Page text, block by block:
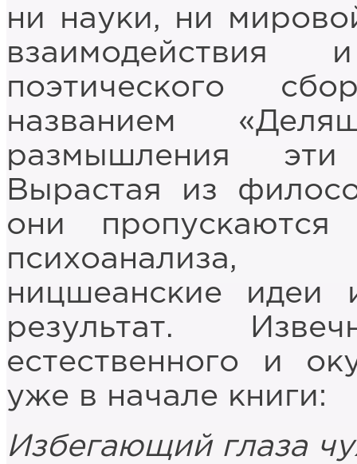
ни науки, ни
поэтического
названием
размышления
Вырастая из
они
психоанализа,
ницшеанские идеи
результат.
естественного и
уже в начале книги:
Избегающий глаза